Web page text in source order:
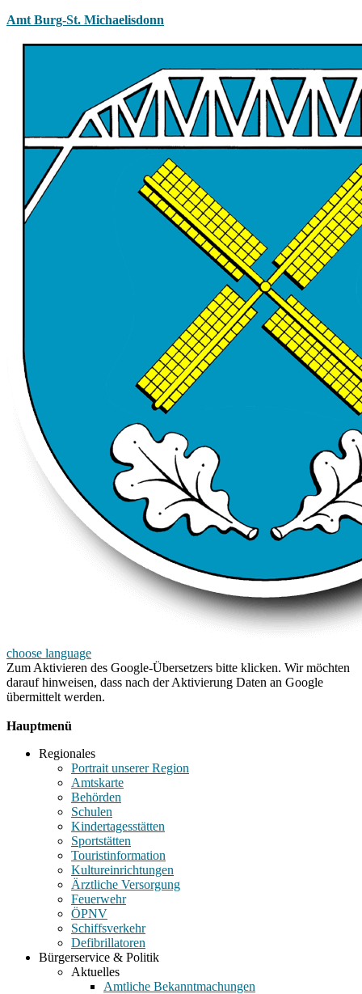
Amt Burg-St. Michaelisdonn
choose language
Zum Aktivieren des Google-Übersetzers bitte klicken. Wir möchten
darauf hinweisen, dass nach der Aktivierung Daten an Google
übermittelt werden.
Hauptmenü
Regionales
Portrait unserer Region
Amtskarte
Behörden
Schulen
Kindertagesstätten
Sportstätten
Touristinformation
Kultureinrichtungen
Ärztliche Versorgung
Feuerwehr
ÖPNV
Schiffsverkehr
Defibrillatoren
Bürgerservice & Politik
Aktuelles
Amtliche Bekanntmachungen